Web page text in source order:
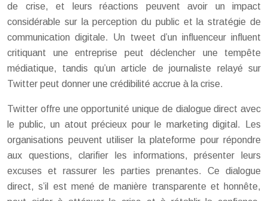
de crise, et leurs réactions peuvent avoir un impact
considérable sur la perception du public et la stratégie de
communication digitale. Un tweet d’un influenceur influent
critiquant une entreprise peut déclencher une tempête
médiatique, tandis qu’un article de journaliste relayé sur
Twitter peut donner une crédibilité accrue à la crise.
Twitter offre une opportunité unique de dialogue direct avec
le public, un atout précieux pour le marketing digital. Les
organisations peuvent utiliser la plateforme pour répondre
aux questions, clarifier les informations, présenter leurs
excuses et rassurer les parties prenantes. Ce dialogue
direct, s’il est mené de manière transparente et honnête,